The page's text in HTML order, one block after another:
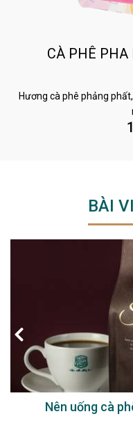
CÀ PHÊ
Hương cà phê phảng
BÀI
Nên uống cà